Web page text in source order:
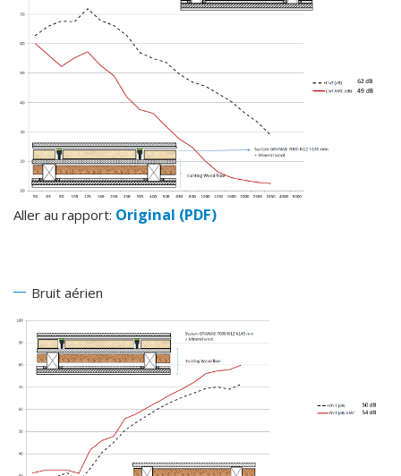
Aller au rapport: Original (PDF)
Bruit aérien